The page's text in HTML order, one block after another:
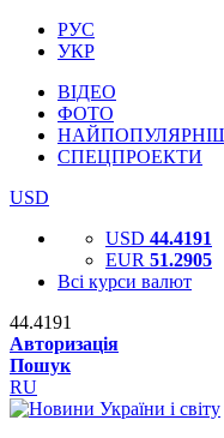
РУС
УКР
ВІДЕО
ФОТО
СПЕЦПРОЕКТИ
USD
USD 44.4191
EUR 51.2905
Всі курси валют
44.4191
Авторизація
Пошук
RU